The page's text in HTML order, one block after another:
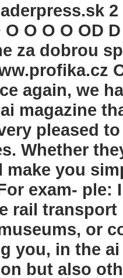
O O O OD
za dobrou
again, we
magazine
pleased
Whether
you
exam-
rail
or
you, in the
but also